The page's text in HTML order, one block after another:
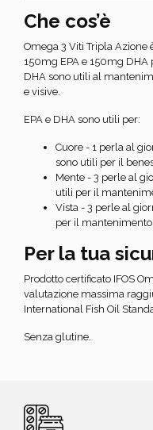
Che cos’è
Omega 3 Viti Tripla
150mg EPA e 150mg
DHA sono utili al
e visive.
EPA e DHA sono utili per:
Cuore - 1 perla al
sono utili per il
Mente - 3 perle al
utili per il
Vista - 3 perle al
per il
Per la tua
Prodotto certificato IFOS
valutazione massima
International Fish Oil
Senza glutine.